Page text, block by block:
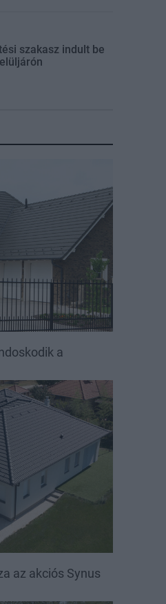
szakasz indult be
a
az akciós Synus